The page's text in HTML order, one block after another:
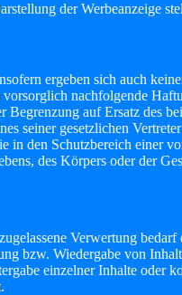
der Werbeanzeige
ergeben sich auch
nachfolgende
auf Ersatz des
seiner gesetzlichen
den Schutzbereich einer
des Körpers oder der
Verwertung
bzw. Wiedergabe von
einzelner Inhalte oder